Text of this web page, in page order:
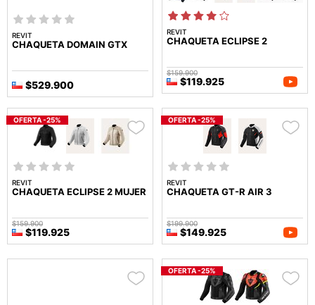
REVIT
CHAQUETA DOMAIN GTX
$529.900
REVIT
CHAQUETA ECLIPSE 2
$119.925
$159.900
OFERTA -25%
REVIT
CHAQUETA ECLIPSE 2 MUJER
$119.925
$159.900
OFERTA -25%
REVIT
CHAQUETA GT-R AIR 3
$149.925
$199.900
OFERTA -25%